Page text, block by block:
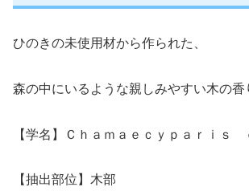
ひのきの未使用材から作られた、
森の中にいるような親しみやすい木の香
【学名】Ｃｈａｍａｅｃｙｐａｒｉｓ
【抽出部位】木部